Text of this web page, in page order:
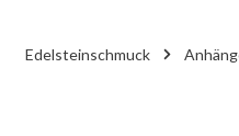
Edelsteinschmuck